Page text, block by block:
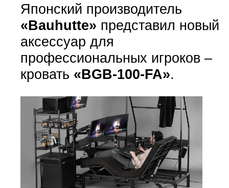
Японский производитель
«Bauhutte» представил новый
аксессуар для
профессиональных игроков –
кровать «BGB-100-FA».